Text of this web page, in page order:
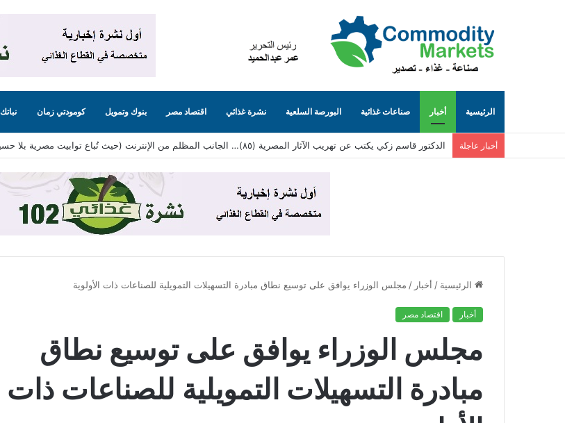
الرئيسية أخبار صناعات غذائية البورصة السلعية نشرة غذائي اقتصاد مصر بنوك وتمويل كومودتي زمان نباتك
أخبار عاجلة الدكتور قاسم زكي يكتب عن تهريب الآثار المصرية (٨٥)… الجانب المظلم من الإنترنت (حيث تُباع توابيت مصرية بلا حسيب ولا رقيب)
الرئيسية / أخبار / مجلس الوزراء يوافق على توسيع نطاق مبادرة التسهيلات التمويلية للصناعات ذات الأولوية
أخبار اقتصاد مصر
مجلس الوزراء يوافق على توسيع نطاق
مبادرة التسهيلات التمويلية للصناعات ذات